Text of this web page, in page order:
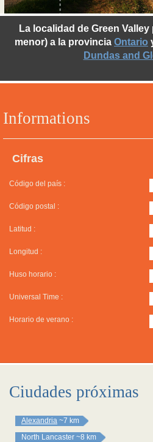
Informations
Cifras
Código del país :
Código postal :
Latitud :
Longitud :
Huso horario :
Universal Time :
Horario de verano :
La localidad de Green
menor) a la provincia Ontario
Dundas and
Ciudades próximas
Alexandria ~7 km
North Lancaster ~8 km